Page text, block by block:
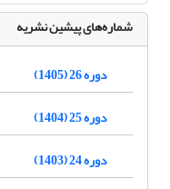
شماره‌های پیشین نشریه
دوره 26 (1405)
دوره 25 (1404)
دوره 24 (1403)